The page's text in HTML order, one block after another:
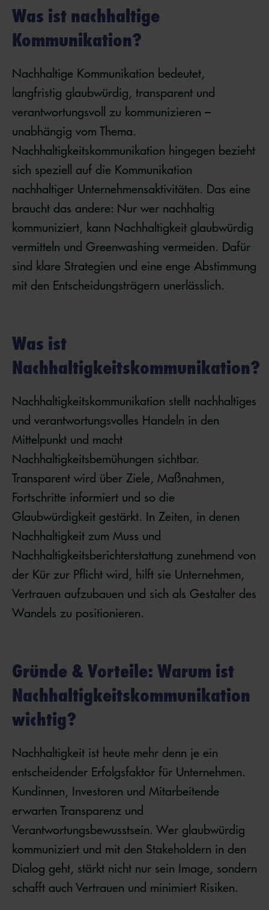
Was ist nachhaltige
Kommunikation?
Nachhaltige Kommunikation bedeutet,
langfristig glaubwürdig, transparent und
verantwortungsvoll zu kommunizieren –
unabhängig vom Thema.
Nachhaltigkeitskommunikation hingegen bezieht
sich speziell auf die Kommunikation
nachhaltiger Unternehmensaktivitäten. Das eine
braucht das andere: Nur wer nachhaltig
kommuniziert, kann Nachhaltigkeit glaubwürdig
vermitteln und Greenwashing vermeiden. Dafür
sind klare Strategien und eine enge Abstimmung
mit den Entscheidungsträgern unerlässlich.
Was ist
Nachhaltigkeitskommunikation?
Nachhaltigkeitskommunikation stellt nachhaltiges
und verantwortungsvolles Handeln in den
Mittelpunkt und macht
Nachhaltigkeitsbemühungen sichtbar.
Transparent wird über Ziele, Maßnahmen,
Fortschritte informiert und so die
Glaubwürdigkeit gestärkt. In Zeiten, in denen
Nachhaltigkeit zum Muss und
Nachhaltigkeitsberichterstattung zunehmend von
der Kür zur Pflicht wird, hilft sie Unternehmen,
Vertrauen aufzubauen und sich als Gestalter des
Wandels zu positionieren.
Gründe & Vorteile: Warum ist
Nachhaltigkeitskommunikation
wichtig?
Nachhaltigkeit ist heute mehr denn je ein
entscheidender Erfolgsfaktor für Unternehmen.
Kundinnen, Investoren und Mitarbeitende
erwarten Transparenz und
Verantwortungsbewusstsein. Wer glaubwürdig
kommuniziert und mit den Stakeholdern in den
Dialog geht, stärkt nicht nur sein Image, sondern
schafft auch Vertrauen und minimiert Risiken.